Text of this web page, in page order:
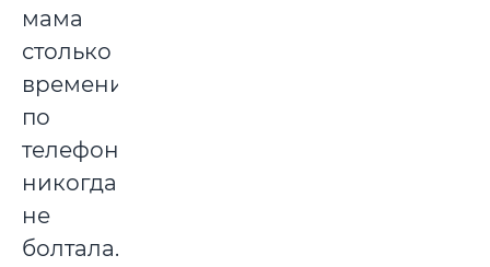
мама
столько
времени
по
телефону
никогда
не
болтала.